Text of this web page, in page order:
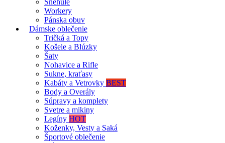
Snehule
Workery
Pánska obuv
Dámske oblečenie
Tričká a Topy
Košele a Blúzky
Šaty
Nohavice a Rifle
Sukne, kraťasy
Kabáty a Vetrovky BEST
Body a Overály
Súpravy a komplety
Svetre a mikiny
Legíny HOT
Koženky, Vesty a Saká
Športové oblečenie